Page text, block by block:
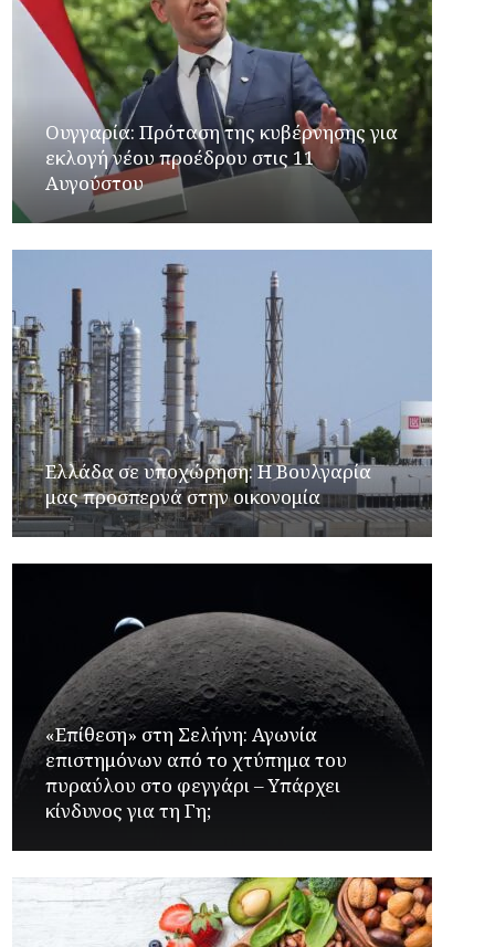
Ουγγαρία: Πρόταση της κυβέρνησης για
εκλογή νέου προέδρου στις 11
Αυγούστου
Ελλάδα σε υποχώρηση: Η Βουλγαρία
μας προσπερνά στην οικονομία
«Επίθεση» στη Σελήνη: Αγωνία
επιστημόνων από το χτύπημα του
πυραύλου στο φεγγάρι – Υπάρχει
κίνδυνος για τη Γη;